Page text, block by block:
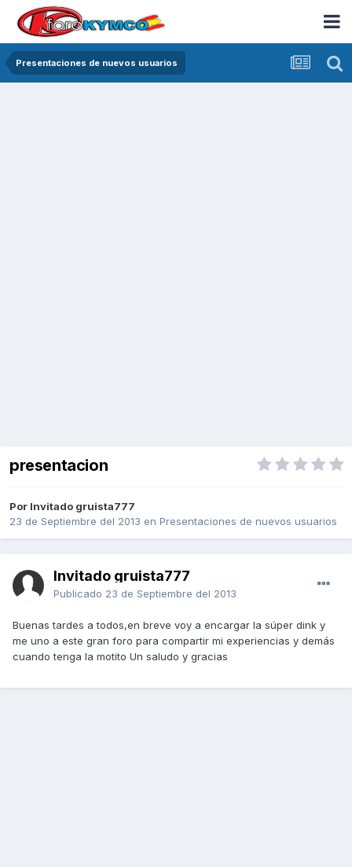
Presentaciones de nuevos usuarios
presentacion
Por Invitado gruista777
23 de Septiembre del 2013 en Presentaciones de nuevos usuarios
Invitado gruista777
Publicado 23 de Septiembre del 2013
Buenas tardes a todos,en breve voy a encargar la súper dink y
me uno a este gran foro para compartir mi experiencias y demás
cuando tenga la motito Un saludo y gracias